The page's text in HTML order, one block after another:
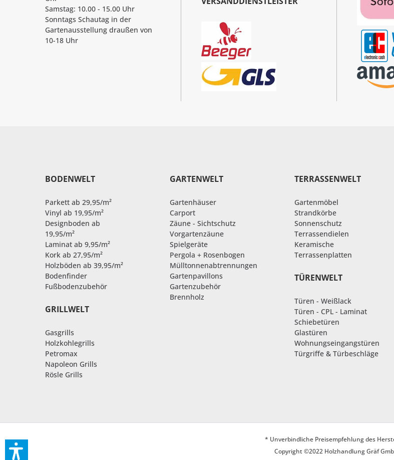
Samstag: 10.00 - 15.00 Uhr
Sonntags Schautag in der
Gartenausstellung draußen von
10-18 Uhr
BODENWELT
Parkett ab 29,95/m²
Vinyl ab 19,95/m²
Designboden ab
19,95/m²
Laminat ab 9,95/m²
Kork ab 27,95/m²
Holzböden ab 39,95/m²
Bodenfinder
Fußbodenzubehör
GRILLWELT
Gasgrills
Holzkohlegrills
Petromax
Napoleon Grills
Rösle Grills
GARTENWELT
Gartenhäuser
Carport
Zäune - Sichtschutz
Vorgartenzäune
Spielgeräte
Pergola + Rosenbogen
Mülltonnenabtrennungen
Gartenpavillons
Gartenzubehör
Brennholz
TERRASSENWELT
Gartenmöbel
Strandkörbe
Sonnenschutz
Terrassendielen
Keramische
Terrassenplatten
TÜRENWELT
Türen - Weißlack
Türen - CPL - Laminat
Schiebetüren
Glastüren
Wohnungseingangstüren
Türgriffe & Türbeschläge
* Unverbindliche Preisempfehlung des
Copyright ©2022 Holzhandlung Gräf